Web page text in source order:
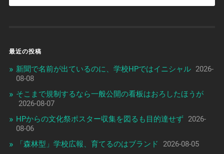
最近の投稿
新聞で名前が出ているのに、学校HPではイニシャル 2026-
08-08
そこまで規制するなら一般公開の看板はおろしたほうが
2026-08-07
HPからの文化祭ポスター収集を図るも目的達せず 2026-
08-06
「森林型」学校広報、育てるのはブランド
2026-08-05